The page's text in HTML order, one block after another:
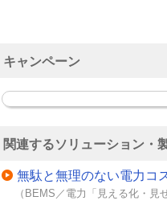
キャンペーン
関連するソリューション・
無駄と無理のない電力コ
（BEMS／電力「見える化・見